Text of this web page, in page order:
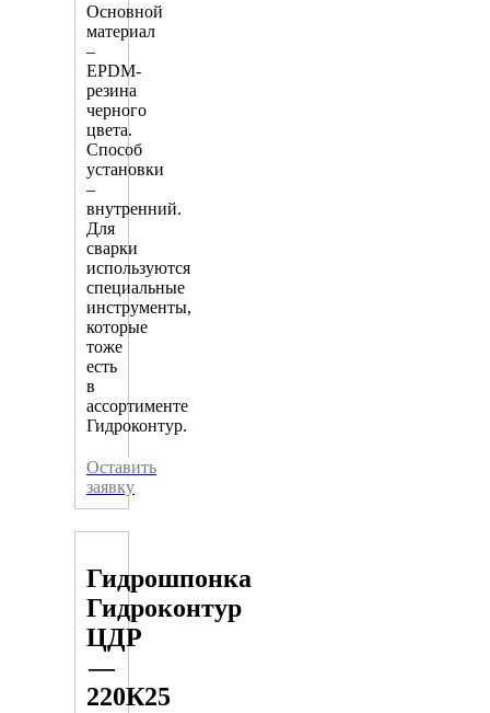
Основной
материал
–
EPDM-
резина
черного
цвета.
Способ
установки
–
внутренний.
Для
сварки
используются
специальные
инструменты,
которые
тоже
есть
в
ассортименте
Гидроконтур.
Оставить
заявку
Гидрошпонка
Гидроконтур
ЦДР
—
220К25